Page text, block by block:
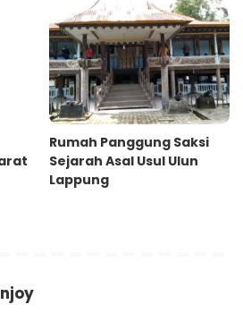
Rumah Panggung Saksi
Sejarah Asal Usul Ulun
Lappung